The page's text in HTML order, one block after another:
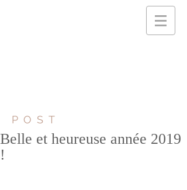
POST
Belle et heureuse année 2019
!